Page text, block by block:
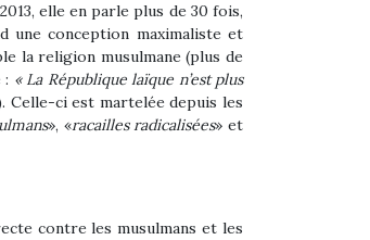
elle en parle plus de 30 fois,
une conception maximaliste et
la religion musulmane (plus de
: « La République laïque n’est plus
Celle-ci est martelée depuis les
», «racailles radicalisées» et
contre les musulmans et les